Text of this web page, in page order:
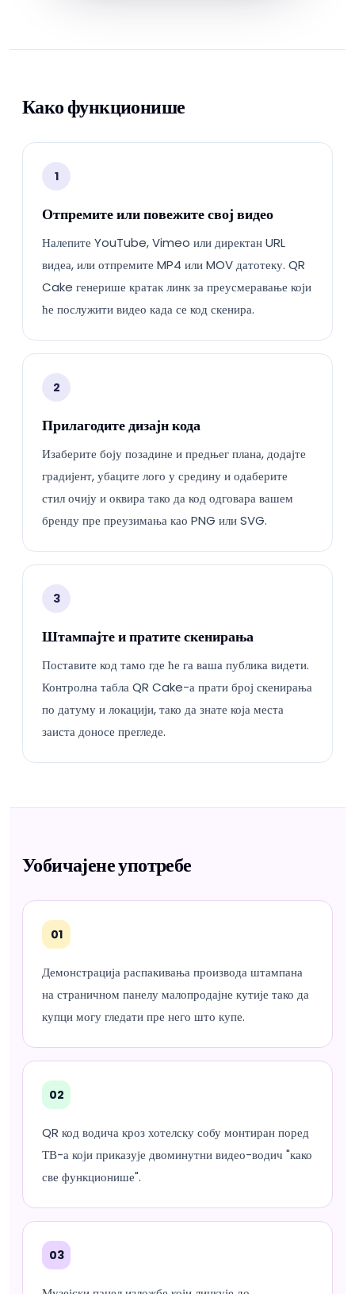
Како функционише
1
Отпремите или повежите свој видео
Налепите YouTube, Vimeo или директан URL
видеа, или отпремите MP4 или MOV датотеку. QR
Cake генерише кратак линк за преусмеравање који
ће послужити видео када се код скенира.
2
Прилагодите дизајн кода
Изаберите боју позадине и предњег плана, додајте
градијент, убаците лого у средину и одаберите
стил очију и оквира тако да код одговара вашем
бренду пре преузимања као PNG или SVG.
3
Штампајте и пратите скенирања
Поставите код тамо где ће га ваша публика видети.
Контролна табла QR Cake-а прати број скенирања
по датуму и локацији, тако да знате која места
заиста доносе прегледе.
Уобичајене употребе
01
Демонстрација распакивања производа штампана
на страничном панелу малопродајне кутије тако да
купци могу гледати пре него што купе.
02
QR код водича кроз хотелску собу монтиран поред
ТВ-а који приказује двоминутни видео-водич "како
све функционише".
03